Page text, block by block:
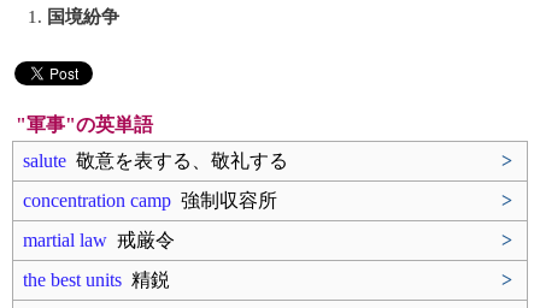
1. 国境紛争
"軍事"の英単語
salute 敬意を表する、敬礼する
>
concentration camp 強制収容所
>
martial law 戒厳令
>
the best units 精鋭
>